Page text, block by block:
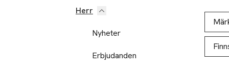
Hoppa till produktsidan
Herr
Nyheter
Erbjudanden
Lista